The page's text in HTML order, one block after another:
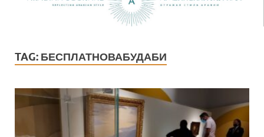
TAG: БЕСПЛАТНОВАБУДАБИ